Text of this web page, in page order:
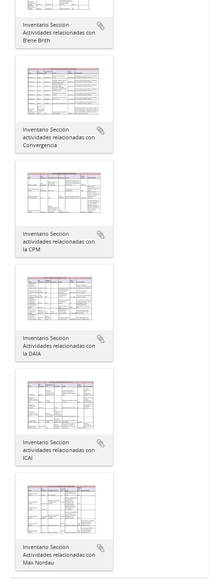
Inventario Sección
Actividades relacionadas con
B’ene Brith
Inventario Sección
actividades relacionadas con
Convergencia
Inventario Sección
actividades relacionadas con
la CPM
Inventario Sección
Actividades relacionadas con
la DAIA
Inventario Sección
actividades relacionadas con
ICAI
Inventario Sección
Actividades relacionadas con
Max Nordau